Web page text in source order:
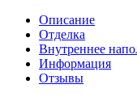
Описание
Отделка
Внутреннее
Информация
Отзывы